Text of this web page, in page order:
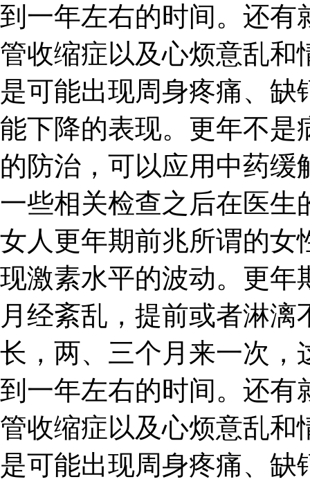
到一年左右的时间。还有
管收缩症以及心烦意乱和
是可能出现周身疼痛、
能下降的表现。更年不是
的防治，可以应用中药
一些相关检查之后在医生
女人更年期前兆所谓的女
现激素水平的波动。更年
月经紊乱，提前或者淋
长，两、三个月来一次，
到一年左右的时间。还有
管收缩症以及心烦意乱和
是可能出现周身疼痛、